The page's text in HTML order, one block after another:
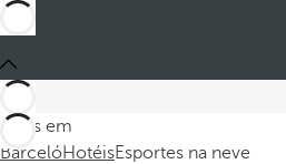
Estes em
BarcelóHotéisEsportes na neve